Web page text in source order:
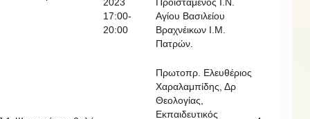
2023
17:00-
20:00
Προϊστάμενος Ι.Ν.
Αγίου Βασιλείου
Βραχνέικων Ι.Μ.
Πατρών.
Πρωτοπρ. Ελευθέριος
Χαραλαμπίδης, Δρ
Θεολογίας,
Εκπαιδευτικός